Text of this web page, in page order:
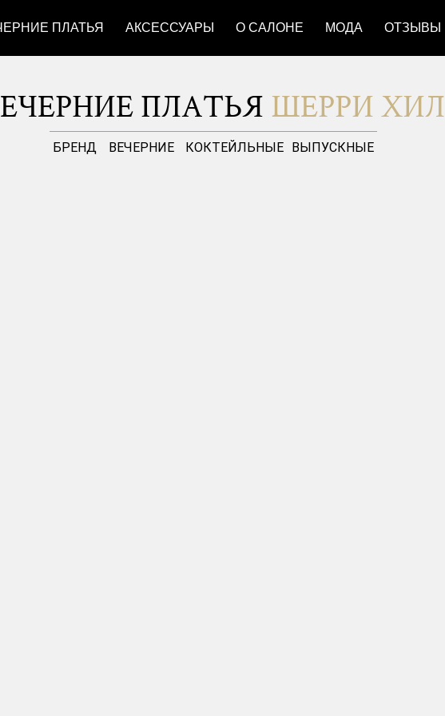
ПЛАТЬЯ АКСЕССУАРЫ О САЛОНЕ МОДА ОТЗЫВЫ
ПЛАТЬЯ ШЕРРИ ХИЛ
БРЕНД ВЕЧЕРНИЕ КОКТЕЙЛЬНЫЕ ВЫПУСКНЫЕ